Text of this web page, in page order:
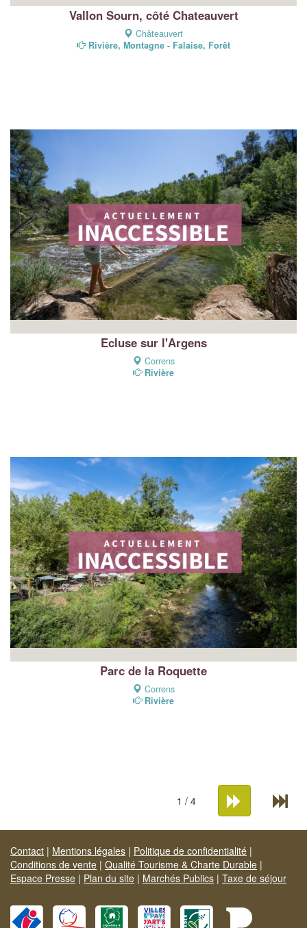
Vallon Sourn, côté Chateauvert
Châteauvert
Rivière, Montagne - Falaise, Forêt
Ecluse sur l'Argens
Correns
Rivière
Parc de la Roquette
Correns
Rivière
1 / 4
Contact | Mentions légales | Politique de confidentialité |
Conditions de vente | Qualité Tourisme & Charte Durable |
Espace Presse | Plan du site | Marchés Publics | Taxe de séjour